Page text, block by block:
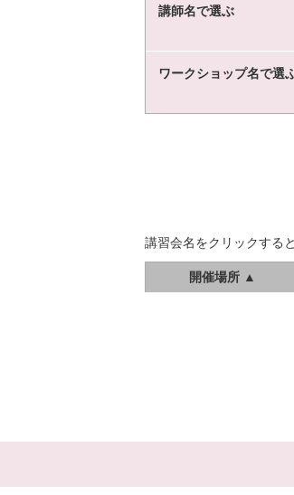
講師名で選ぶ
ワークショップ名で選
講習会名をクリックする
開催場所 ▲